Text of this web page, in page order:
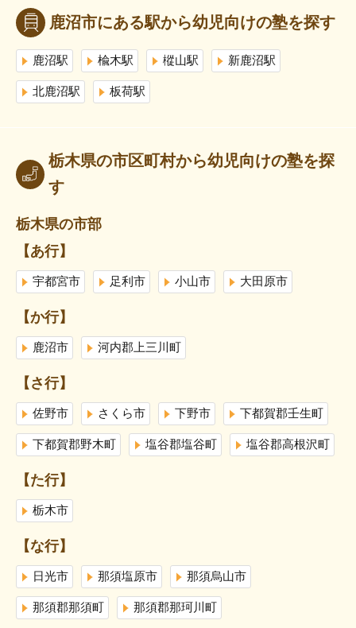
鹿沼市にある駅から幼児向けの塾を探す
鹿沼駅 楡木駅 樅山駅 新鹿沼駅
北鹿沼駅 板荷駅
栃木県の市区町村から幼児向けの塾を探
す
栃木県の市部
【あ行】
宇都宮市 足利市 小山市 大田原市
【か行】
鹿沼市 河内郡上三川町
【さ行】
佐野市 さくら市 下野市 下都賀郡壬生町
下都賀郡野木町 塩谷郡塩谷町 塩谷郡高根沢町
【た行】
栃木市
【な行】
日光市 那須塩原市 那須烏山市
那須郡那須町 那須郡那珂川町